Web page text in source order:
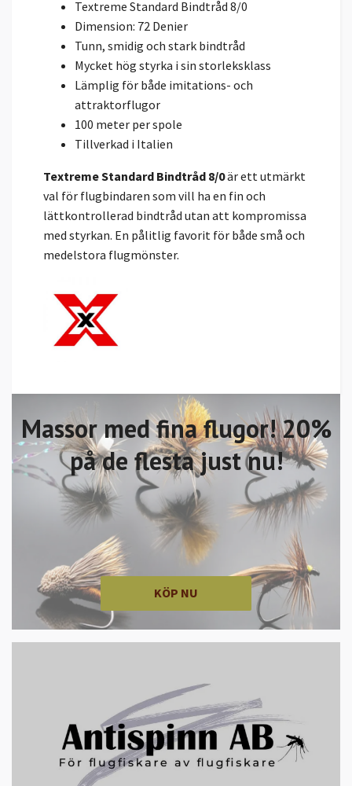
Massor med fina flugor! 20%
på de flesta just nu!
KÖP NU
Textreme Standard Bindtråd 8/0
Dimension: 72 Denier
Tunn, smidig och stark bindtråd
Mycket hög styrka i sin storleksklass
Lämplig för både imitations- och
attraktorflugor
100 meter per spole
Tillverkad i Italien
Textreme Standard Bindtråd 8/0är ett utmärkt
val för flugbindaren som vill ha en fin och
lättkontrollerad bindtråd utan att kompromissa
med styrkan. En pålitlig favorit för både små och
medelstora flugmönster.